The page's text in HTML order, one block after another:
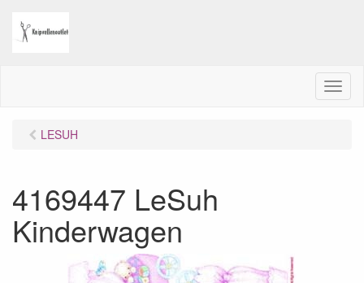
M
e
LESUH
4169447 LeSuh
Kinderwagen